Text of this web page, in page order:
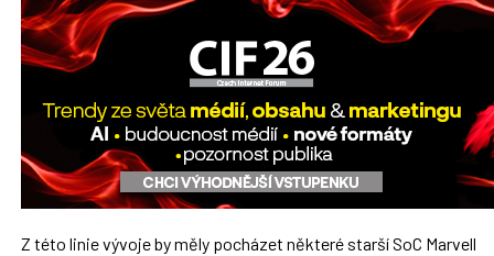
Z této linie vývoje by měly pocházet některé starší SoC Marvell